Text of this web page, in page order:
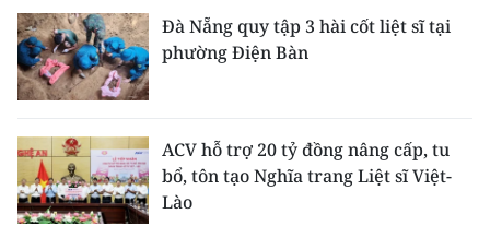
Đà Nẵng quy tập 3 hài cốt liệt sĩ tại
phường Điện Bàn
ACV hỗ trợ 20 tỷ đồng nâng cấp, tu
bổ, tôn tạo Nghĩa trang Liệt sĩ Việt-
Lào